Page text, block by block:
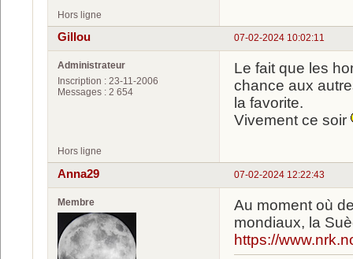
Hors ligne
07-02-2024 10:02:11
Gillou
Administrateur
Inscription : 23-11-2006
Messages : 2 654
Le fait que les
chance aux
la favorite.
Vivement ce soir
Hors ligne
07-02-2024 12:22:43
Anna29
Membre
Au moment où
mondiaux, la
https://